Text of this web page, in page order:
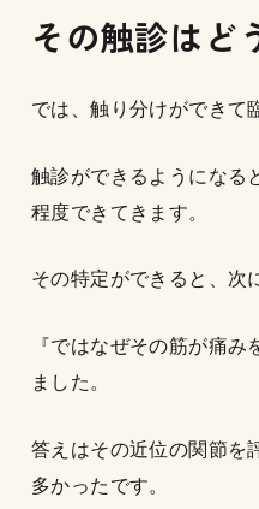
その触診はど
では、触り分けができて
触診ができるようになる
程度できてきます。
その特定ができると、次
『ではなぜその筋が痛
ました。
答えはその近位の関節を
多かったです。